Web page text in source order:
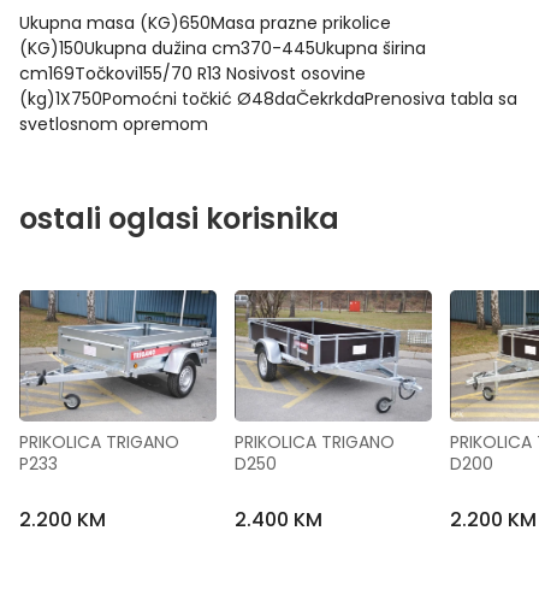
Ukupna masa (KG)650Masa prazne prikolice
(KG)150Ukupna dužina cm370-445Ukupna širina
cm169Točkovi155/70 R13 Nosivost osovine
(kg)1X750Pomoćni točkić Ø48daČekrkdaPrenosiva tabla sa
svetlosnom opremom
ostali oglasi korisnika
PRIKOLICA TRIGANO
P233
2.200 KM
PRIKOLICA TRIGANO
D250
2.400 KM
D200
2.200 KM